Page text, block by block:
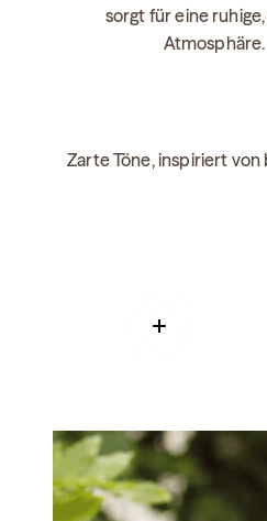
sorgt für eine
Atmosphäre.
Zarte Töne, inspiriert
Read more